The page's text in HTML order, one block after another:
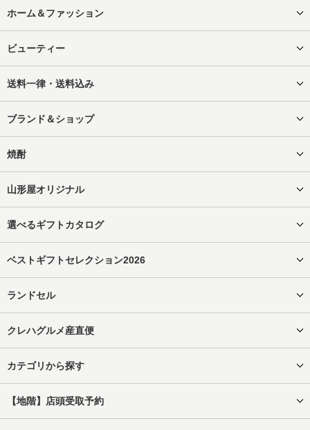
ホーム＆ファッション
ビューティー
送料一律・送料込み
ブランド＆ショップ
焼酎
山形屋オリジナル
選べるギフトカタログ
ベストギフトセレクション2026
ランドセル
クレハグルメ産直便
カテゴリから探す
【地階】店頭受取予約